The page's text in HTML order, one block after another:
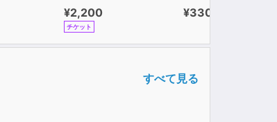
¥2,200
チケット
¥330
すべて見る